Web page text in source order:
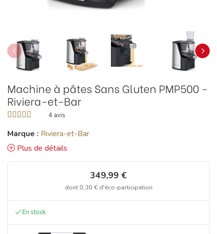
Machine à pâtes Sans Gluten PMP500 -
Riviera-et-Bar
4 avis
Marque : Riviera-et-Bar
Plus de détails
349,99 €
dont 0,30 €d'éco-participation